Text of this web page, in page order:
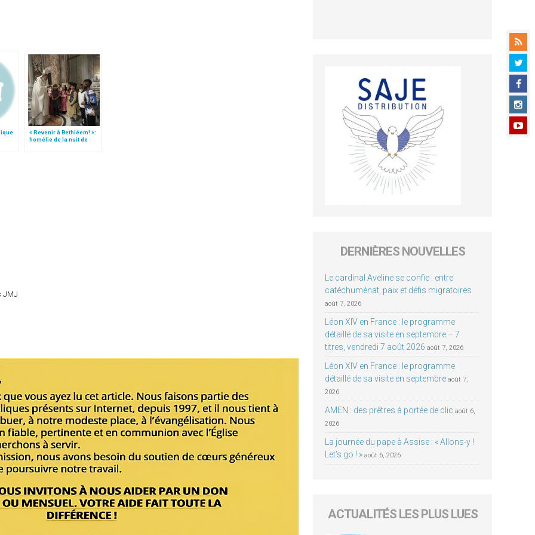
« Revenir à Bethléem! »:
homélie de la nuit de
Noël (texte complet)
JMJ
DERNIÈRES NOUVELLES
Le cardinal Aveline se confie : entre
catéchuménat, paix et défis migratoires
août 7, 2026
Léon XIV en France : le programme
détaillé de sa visite en septembre – 7
titres, vendredi 7 août 2026 août 7, 2026
Léon XIV en France : le programme
détaillé de sa visite en septembre août 7,
2026
AMEN : des prêtres à portée de clic août 6,
2026
La journée du pape à Assise : « Allons-y !
Let’s go ! » août 6, 2026
ACTUALITÉS LES PLUS LUES